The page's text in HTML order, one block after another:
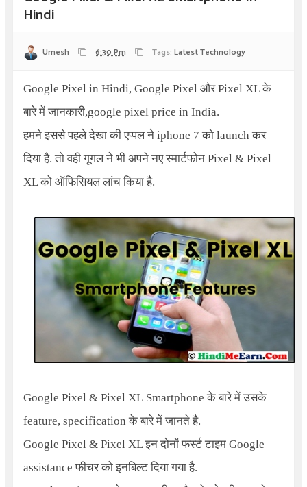
Hindi
Umesh 6:30 Pm Tags: Latest Technology
Google Pixel in Hindi, Google Pixel और Pixel XL के
बारे में जानकारी,google pixel price in India.
हमने इससे पहले देखा की एप्पल ने iphone 7 को launch कर
दिया है. तो वही गूगल ने भी अपने नए स्मार्टफोन Pixel & Pixel
XL को ऑफिसियल लांच किया है.
Google Pixel & Pixel XLSmartphoneके बारे में उसके
feature, specification के बारे में जानते है.
Google Pixel & Pixel XL इन दोनों फर्स्ट टाइम Google
assistance फीचर को इनबिल्ट दिया गया है.